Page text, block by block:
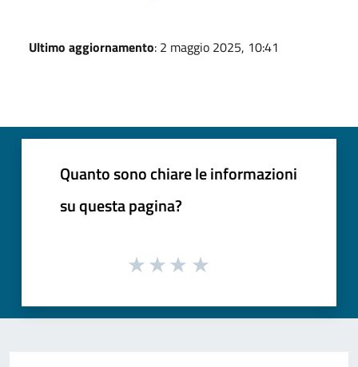
Ultimo aggiornamento: 2 maggio 2025, 10:41
Quanto sono chiare le informazioni
su questa pagina?